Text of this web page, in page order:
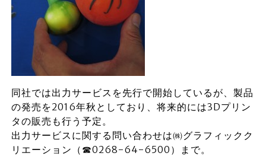
同社では出力サービスを先行で開始しているが、製品
の発売を2016年秋としており、将来的には3Dプリン
タの販売も行う予定。
出力サービスに関する問い合わせは㈱グラフィックク
リエーション（☎0268-64-6500）まで。